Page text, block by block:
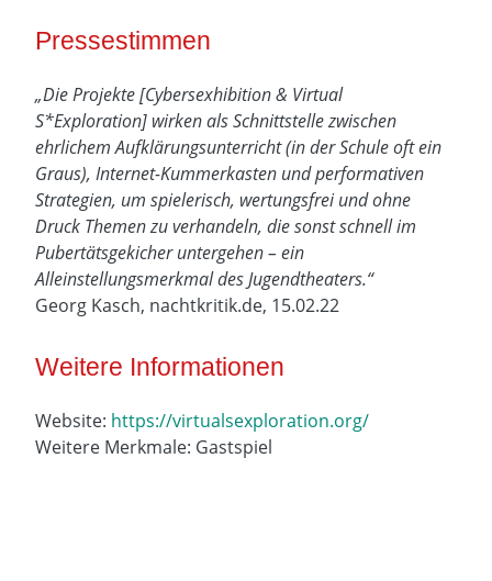
Pressestimmen
„Die Projekte [Cybersexhibition & Virtual
S*Exploration] wirken als Schnittstelle zwischen
ehrlichem Aufklärungsunterricht (in der Schule oft ein
Graus), Internet-Kummerkasten und performativen
Strategien, um spielerisch, wertungsfrei und ohne
Druck Themen zu verhandeln, die sonst schnell im
Pubertätsgekicher untergehen – ein
Alleinstellungsmerkmal des Jugendtheaters.“
Georg Kasch, nachtkritik.de, 15.02.22
Weitere Informationen
Website: https://virtualsexploration.org/
Weitere Merkmale: Gastspiel